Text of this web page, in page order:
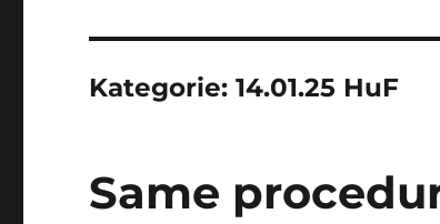
Kategorie:14.01.25 HuF
Same